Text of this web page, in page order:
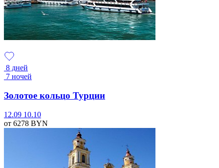
8 дней
7 ночей
Золотое кольцо Турции
12.09 10.10
от 6278 BYN